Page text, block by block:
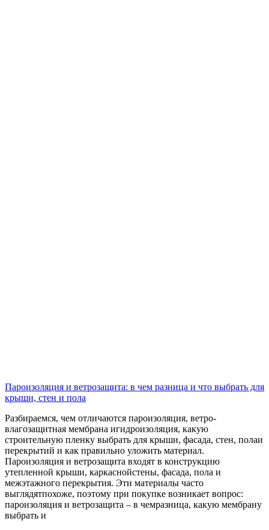
Пароизоляция и ветрозащита: в чем разница и что выбрать для
крыши, стен и пола
Разбираемся, чем отличаются пароизоляция, ветро-
влагозащитная мембрана игидроизоляция, какую
строительную пленку выбрать для крыши, фасада, стен, полаи
перекрытий и как правильно уложить материал.
Пароизоляция и ветрозащита входят в конструкцию
утепленной крыши, каркаснойстены, фасада, пола и
межэтажного перекрытия. Эти материалы часто
выглядятпохоже, поэтому при покупке возникает вопрос:
пароизоляция и ветрозащита – в чемразница, какую мембрану
выбрать и